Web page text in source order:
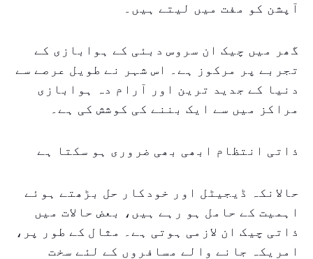
آپشن کو مفت میں لیتے ہیں۔
گھر میں چیک ان سروس دبئی کے ہوابازی کے
تجربے پر مرکوز ہے۔ اس شہر نے طویل عرصے سے
دنیا کے جدید ترین اور آرام دہ ہوابازی
مراکز میں سے ایک بننے کی کوشش کی ہے۔
ذاتی انتظام ابھی بھی ضروری ہو سکتا ہے
حالانکہ ڈیجیٹل اور خودکار حل بڑھتے ہوئے
اہمیت کے حامل ہو رہے ہیں، بعض حالات میں
ذاتی چیک ان لازمی ہوتی ہے۔ مثال کے طور پر،
امریکہ جانے والے مسافروں کے لئے سخت